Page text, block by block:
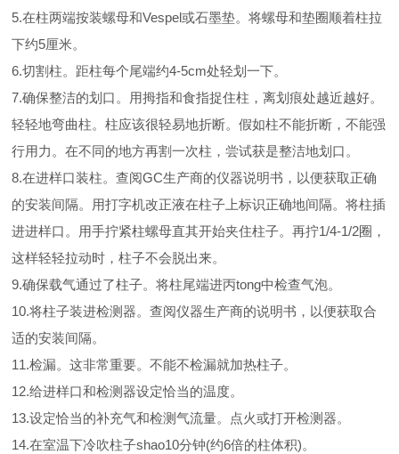
5.在柱两端按装螺母和Vespel或石墨垫。将螺母和垫圈顺着柱拉
下约5厘米。
6.切割柱。距柱每个尾端约4-5cm处轻划一下。
7.确保整洁的划口。用拇指和食指捉住柱，离划痕处越近越好。
轻轻地弯曲柱。柱应该很轻易地折断。假如柱不能折断，不能强
行用力。在不同的地方再割一次柱，尝试获是整洁地划口。
8.在进样口装柱。查阅GC生产商的仪器说明书，以便获取正确
的安装间隔。用打字机改正液在柱子上标识正确地间隔。将柱插
进进样口。用手拧紧柱螺母直其开始夹住柱子。再拧1/4-1/2圈，
这样轻轻拉动时，柱子不会脱出来。
9.确保载气通过了柱子。将柱尾端进丙tong中检查气泡。
10.将柱子装进检测器。查阅仪器生产商的说明书，以便获取合
适的安装间隔。
11.检漏。这非常重要。不能不检漏就加热柱子。
12.给进样口和检测器设定恰当的温度。
13.设定恰当的补充气和检测气流量。点火或打开检测器。
14.在室温下冷吹柱子shao10分钟(约6倍的柱体积)。